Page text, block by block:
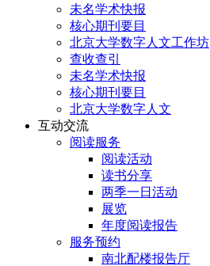
未名学术快报
核心期刊要目
北京大学数字人文工作坊
查收查引
未名学术快报
核心期刊要目
北京大学数字人文
互动交流
阅读服务
阅读活动
读书分享
两季一日活动
展览
年度阅读报告
服务预约
南北配楼报告厅